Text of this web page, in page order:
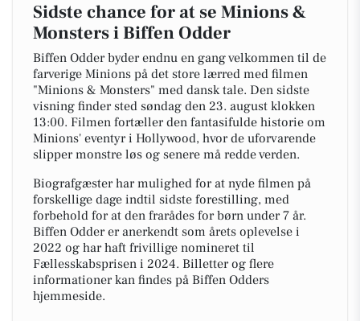
Sidste chance for at se Minions &
Monsters i Biffen Odder
Biffen Odder byder endnu en gang velkommen til de
farverige Minions på det store lærred med filmen
"Minions & Monsters" med dansk tale. Den sidste
visning finder sted søndag den 23. august klokken
13:00. Filmen fortæller den fantasifulde historie om
Minions' eventyr i Hollywood, hvor de uforvarende
slipper monstre løs og senere må redde verden.
Biografgæster har mulighed for at nyde filmen på
forskellige dage indtil sidste forestilling, med
forbehold for at den frarådes for børn under 7 år.
Biffen Odder er anerkendt som årets oplevelse i
2022 og har haft frivillige nomineret til
Fællesskabsprisen i 2024. Billetter og flere
informationer kan findes på Biffen Odders
hjemmeside.